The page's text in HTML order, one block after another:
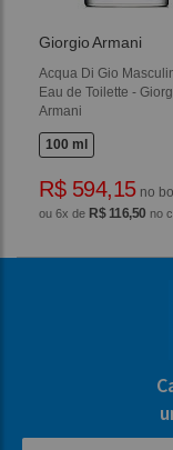
Giorgio Armani
Acqua Di Gio
Eau de Toilette -
Armani
100 ml
R$ 594,15no
ou 6x de R$ 116,50 no